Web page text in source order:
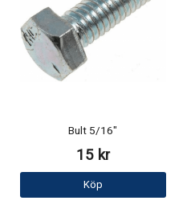
Bult 5/16"
15 kr
Köp